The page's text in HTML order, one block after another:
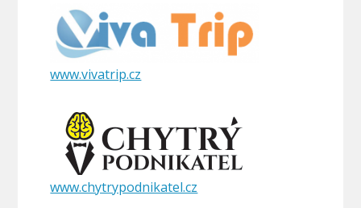
www.vivatrip.cz
www.chytrypodnikatel.cz